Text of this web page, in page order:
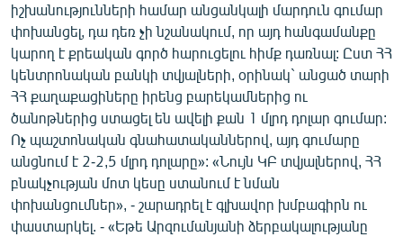
իշխանությունների համար անցանկալի մարդուն գումար
փոխանցել, դա դեռ չի նշանակում, որ այդ հանգամանքը
կարող է քրեական գործ հարուցելու հիմք դառնալ: Ըստ ՀՀ
կենտրոնական բանկի տվյալների, օրինակ` անցած տարի
ՀՀ քաղաքացիները իրենց բարեկամներից ու
ծանոթներից ստացել են ավելի քան 1 մլրդ դոլար գումար:
Ոչ պաշտոնական գնահատականներով, այդ գումարը
անցնում է 2-2,5 մլրդ դոլարը»: «Նույն ԿԲ տվյալներով, ՀՀ
բնակչության մոտ կեսը ստանում է նման
փոխանցումներ», - շարադրել է գլխավոր խմբագիրն ու
փաստարկել. - «Եթե Արզումանյանի ձերբակալությանը